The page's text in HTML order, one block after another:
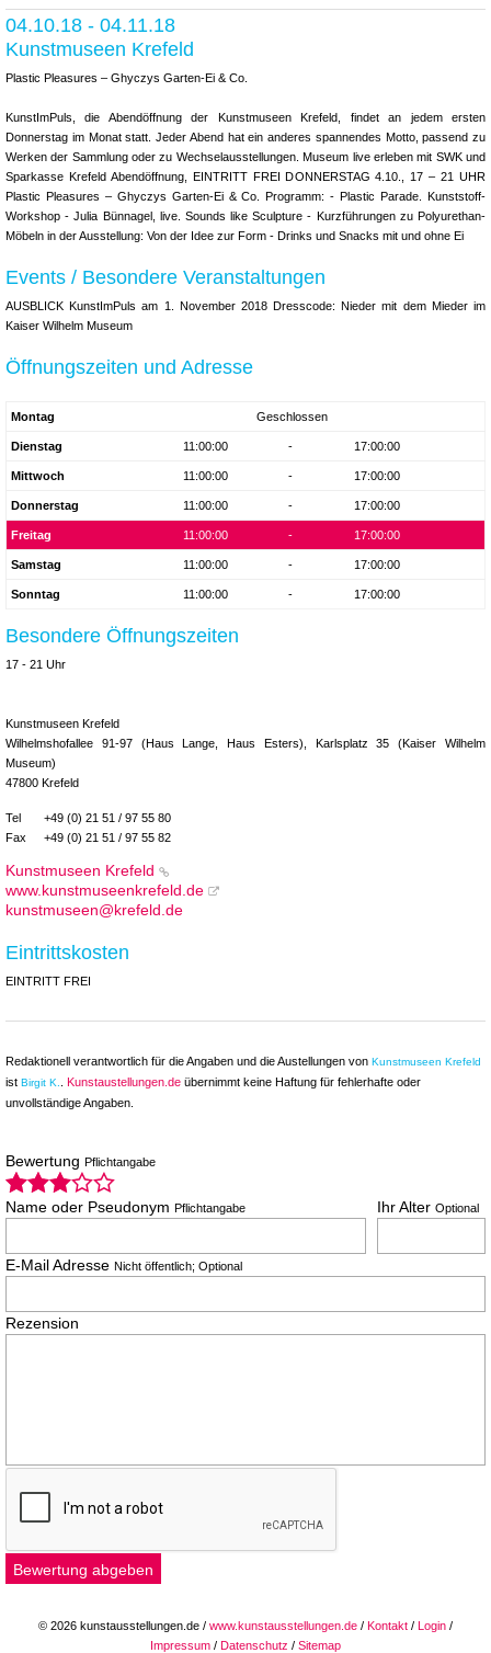
04.10.18 - 04.11.18
Kunstmuseen Krefeld
Plastic Pleasures – Ghyczys Garten-Ei & Co.
KunstImPuls, die Abendöffnung der Kunstmuseen Krefeld, findet an jedem ersten
Donnerstag im Monat statt. Jeder Abend hat ein anderes spannendes Motto, passend zu
Werken der Sammlung oder zu Wechselausstellungen. Museum live erleben mit SWK und
Sparkasse Krefeld Abendöffnung, EINTRITT FREI DONNERSTAG 4.10., 17 – 21 UHR
Plastic Pleasures – Ghyczys Garten-Ei & Co. Programm: - Plastic Parade. Kunststoff-
Workshop - Julia Bünnagel, live. Sounds like Sculpture - Kurzführungen zu Polyurethan-
Möbeln in der Ausstellung: Von der Idee zur Form - Drinks und Snacks mit und ohne Ei
Events / Besondere Veranstaltungen
AUSBLICK KunstImPuls am 1. November 2018 Dresscode: Nieder mit dem Mieder im
Kaiser Wilhelm Museum
Öffnungszeiten und Adresse
Montag Geschlossen
Dienstag 11:00:00 - 17:00:00
Mittwoch 11:00:00 - 17:00:00
Donnerstag 11:00:00 - 17:00:00
Freitag 11:00:00 - 17:00:00
Samstag 11:00:00 - 17:00:00
Sonntag 11:00:00 - 17:00:00
Besondere Öffnungszeiten
17 - 21 Uhr
Kunstmuseen Krefeld
Wilhelmshofallee 91-97 (Haus Lange, Haus Esters), Karlsplatz 35 (Kaiser Wilhelm
Museum)
47800 Krefeld
Tel
+49 (0) 21 51 / 97 55 80
Fax
+49 (0) 21 51 / 97 55 82
Kunstmuseen Krefeld
www.kunstmuseenkrefeld.de
kunstmuseen@krefeld.de
Eintrittskosten
EINTRITT FREI
Redaktionell verantwortlich für die Angaben und die Austellungen von Kunstmuseen Krefeld
ist Birgit K. Kunstaustellungen.de übernimmt keine Haftung für fehlerhafte oder
unvollständige Angaben.
Bewertung Pflichtangabe
Name oder Pseudonym Pflichtangabe Ihr Alter Optional
E-Mail Adresse Nicht öffentlich; Optional
Rezension
© 2026 kunstausstellungen.de / www.kunstausstellungen.de / Kontakt / Login /
Impressum / Datenschutz / Sitemap